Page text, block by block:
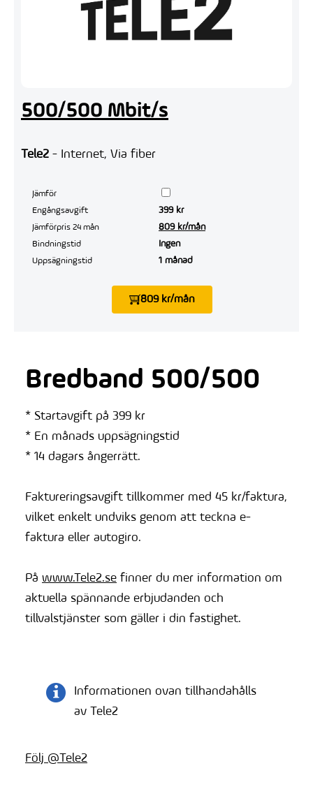
500/500 Mbit/s
Tele2 - Internet, Via fiber
Jämför
Engångsavgift
399 kr
Jämförpris 24 mån 809 kr/mån
Bindningstid Ingen
Uppsägningstid 1 månad
809 kr/mån
Bredband 500/500
* Startavgift på 399 kr
* En månads uppsägningstid
* 14 dagars ångerrätt.
Faktureringsavgift tillkommer med 45 kr/faktura,
vilket enkelt undviks genom att teckna e-
faktura eller autogiro.
På www.Tele2.se finner du mer information om
aktuella spännande erbjudanden och
tillvalstjänster som gäller i din fastighet.
Informationen ovan tillhandahålls
av Tele2
Följ @Tele2